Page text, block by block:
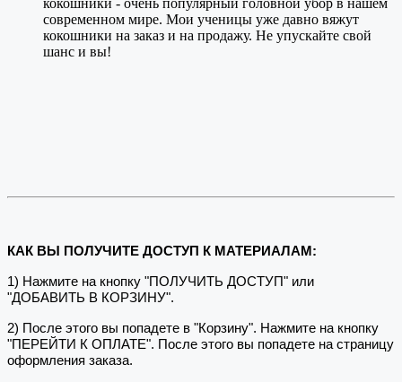
современном мире. Мои ученицы уже давно вяжут
кокошники на заказ и на продажу. Не упускайте свой
шанс и вы!
КАК ВЫ ПОЛУЧИТЕ ДОСТУП К МАТЕРИАЛАМ:
1) Нажмите на кнопку "ПОЛУЧИТЬ ДОСТУП" или
"ДОБАВИТЬ В КОРЗИНУ".
2) После этого вы попадете в "Корзину". Нажмите на кнопку
"ПЕРЕЙТИ К ОПЛАТЕ". После этого вы попадете на страницу
оформления заказа.